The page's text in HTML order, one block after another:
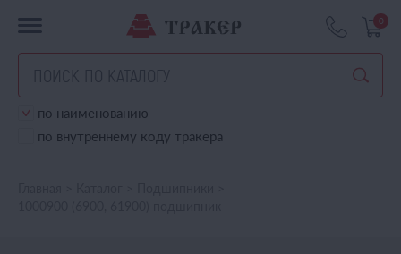
0
по наименованию
по внутреннему коду тракера